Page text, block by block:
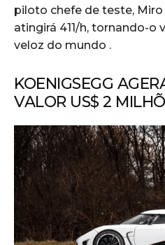
piloto chefe de teste, Miro
atingirá 411/h, tornando-o
veloz do mundo .
KOENIGSEGG
VALOR US$ 2